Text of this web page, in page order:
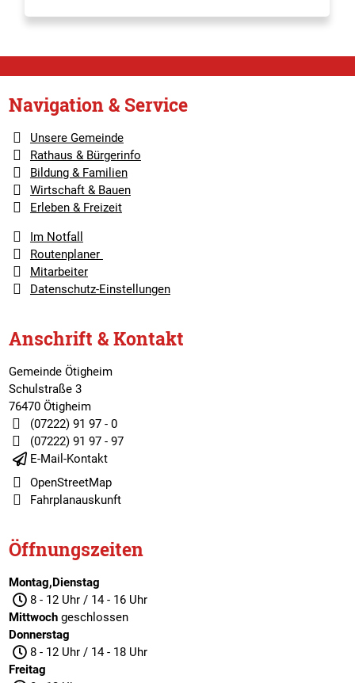
Navigation & Service
Unsere Gemeinde
Rathaus & Bürgerinfo
Bildung & Familien
Wirtschaft & Bauen
Erleben & Freizeit
Im Notfall
Routenplaner
Mitarbeiter
Datenschutz-Einstellungen
Anschrift & Kontakt
Gemeinde Ötigheim
Schulstraße 3
76470 Ötigheim
(07222) 91 97 - 0
(07222) 91 97 - 97
E-Mail-Kontakt
OpenStreetMap
Fahrplanauskunft
Öffnungszeiten
Montag,Dienstag
8 - 12 Uhr / 14 - 16 Uhr
Mittwochgeschlossen
Donnerstag
8 - 12 Uhr / 14 - 18 Uhr
Freitag